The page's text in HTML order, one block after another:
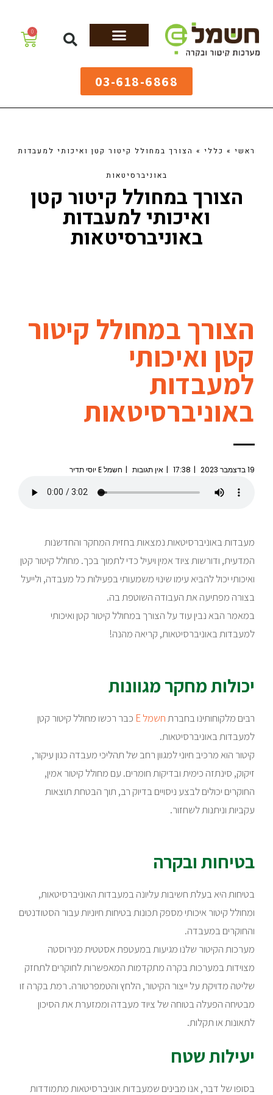
0
03-618-6868
ראשי » כללי » הצורך במחולל קיטור קטן ואיכותי למעבדות
באוניברסיטאות
הצורך במחולל קיטור קטן
ואיכותי למעבדות
באוניברסיטאות
הצורך במחולל קיטור
קטן ואיכותי
למעבדות
באוניברסיטאות
19 בדצמבר 2023 17:38 אין תגובות חשמל E יוסי תדיר
מעבדות באוניברסיטאות נמצאות בחזית המחקר והחדשנות
המדעית, ודורשות ציוד אמין ויעיל כדי לתמוך בכך. מחולל קיטור קטן
ואיכותי יכול להביא עימו שינוי משמעותי בפעילות כל מעבדה, ולייעל
בצורה מפתיעה את העבודה השוטפת בה.
במאמר הבא נבין עוד על הצורך במחולל קיטור קטן ואיכותי
למעבדות באוניברסיטאות, קריאה מהנה!
יכולות מחקר מגוונות
רבים מלקוחותינו בחברתחשמל E
כבר רכשו מחולל קיטור קטן
למעבדות באוניברסיטאות.
קיטור הוא מרכיב חיוני למגוון רחב של תהליכי מעבדה כגון עיקור,
זיקוק, סינתזה כימית ובדיקות חומרים. עם מחולל קיטור אמין,
החוקרים יכולים לבצע ניסויים בדיוק רב, תוך הבטחת תוצאות
עקביות וניתנות לשחזור.
בטיחות ובקרה
בטיחות היא בעלת חשיבות עליונה במעבדות האוניברסיטאות,
ומחולל קיטור איכותי מספק תכונות בטיחות חיוניות עבור הסטודנטים
והחוקרים במעבדה.
מערכות הקיטור שלנו מגיעות במעטפת אסטטית מנירוסטה
מצוידות במערכות בקרה מתקדמות המאפשרות לחוקרים לתחזק
שליטה מדויקת על ייצור הקיטור, הלחץ והטמפרטורה. רמת בקרה זו
מבטיחה הפעלה בטוחה של ציוד מעבדה וממזערת את הסיכון
לתאונות או תקלות.
יעילות שטח
בסופו של דבר, אנו מבינים שמעבדות אוניברסיטאות מתמודדות